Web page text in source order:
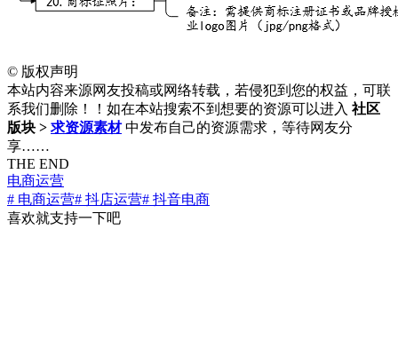
© 版权声明
本站内容来源网友投稿或网络转载，若侵犯到您的权益，可联
系我们删除！！如在本站搜索不到想要的资源可以进入 社区
版块 > 求资源素材 中发布自己的资源需求，等待网友分
享……
THE END
电商运营
# 电商运营# 抖店运营# 抖音电商
喜欢就支持一下吧